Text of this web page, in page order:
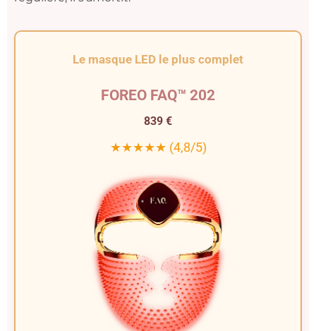
Le masque LED le plus complet
FOREO FAQ™ 202
839 €
★★★★★ (4,8/5)